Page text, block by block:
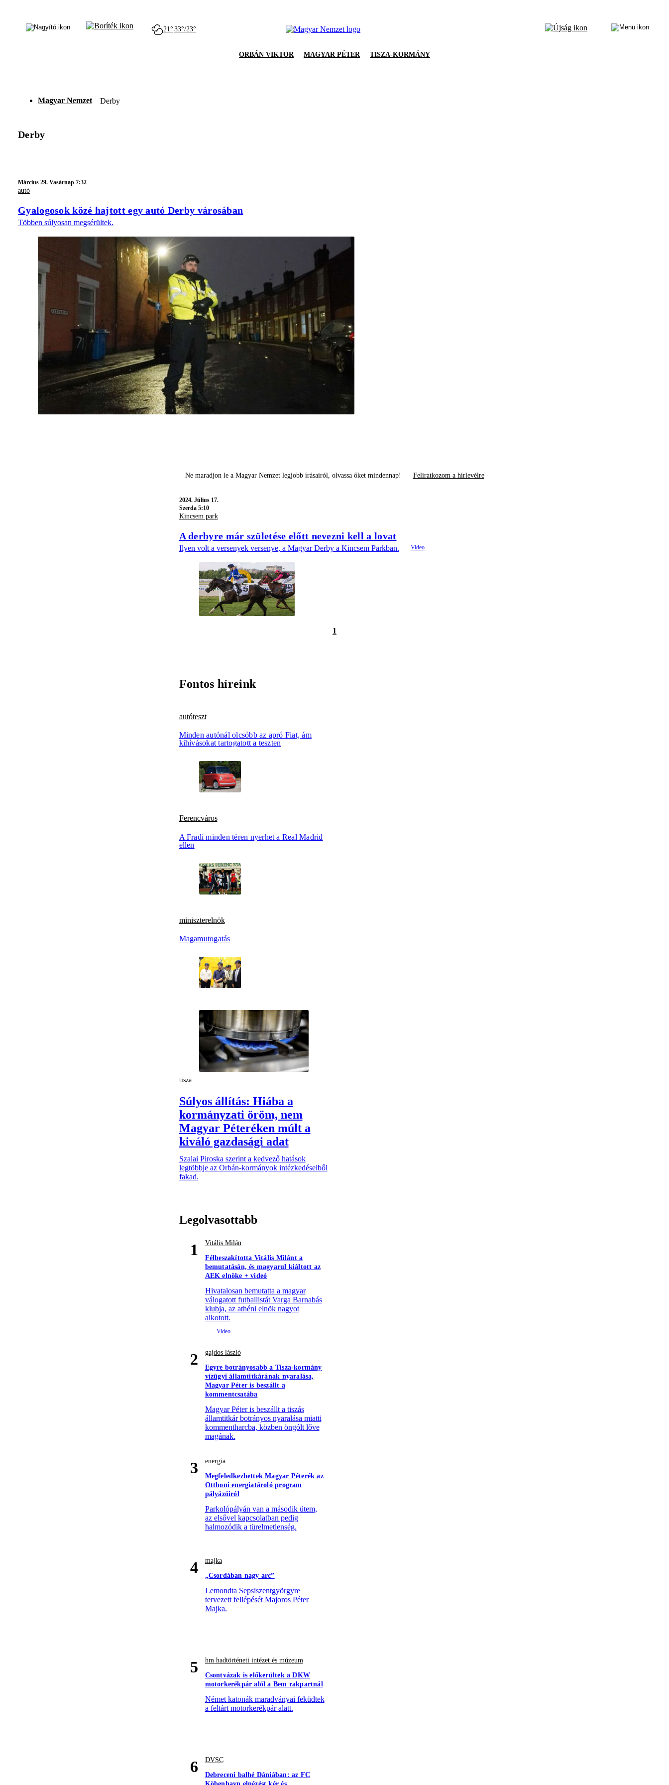
21° 33°/23°
ORBÁN VIKTOR MAGYAR PÉTER TISZA-KORMÁNY
Magyar Nemzet Derby
Derby
Március 29. Vasárnap 7:32
autó
Gyalogosok közé hajtott egy autó Derby városában
Többen súlyosan megsérültek.
Ne maradjon le a Magyar Nemzet legjobb írásairól, olvassa őket mindennap! Feliratkozom a hírlevélre
2024. Július 17.
Szerda 5:10
Kincsem park
A derbyre már születése előtt nevezni kell a lovat
Ilyen volt a versenyek versenye, a Magyar Derby a Kincsem Parkban.
1
Fontos híreink
autóteszt
Minden autónál olcsóbb az apró Fiat, ám
kihívásokat tartogatott a teszten
Ferencváros
A Fradi minden téren nyerhet a Real Madrid
ellen
miniszterelnök
Magamutogatás
tisza
Súlyos állítás: Hiába a
kormányzati öröm, nem
Magyar Péteréken múlt a
kiváló gazdasági adat
Szalai Piroska szerint a kedvező hatások
legtöbbje az Orbán-kormányok intézkedéseiből
fakad.
Legolvasottabb
1
Vitális Milán
Félbeszakította Vitális Milánt a
bemutatásán, és magyarul kiáltott az
AEK elnöke + videó
Hivatalosan bemutatta a magyar
válogatott futballistát Varga Barnabás
klubja, az athéni elnök nagyot
alkotott.
2
gajdos lászló
Egyre botrányosabb a Tisza-kormány
vízügyi államtitkárának nyaralása,
Magyar Péter is beszállt a
kommentcsatába
Magyar Péter is beszállt a tiszás
államtitkár botrányos nyaralása miatti
kommentharcba, közben öngólt lőve
magának.
3
energia
Megfeledkezhettek Magyar Péterék az
Otthoni energiatároló program
pályázóiról
Parkolópályán van a második ütem,
az elsővel kapcsolatban pedig
halmozódik a türelmetlenség.
4
majka
„Csordában nagy arc”
Lemondta Sepsiszentgyörgyre
tervezett fellépését Majoros Péter
Majka.
5
hm hadtörténeti intézet és múzeum
Csontvázak is előkerültek a DKW
motorkerékpár alól a Bem rakpartnál
Német katonák maradványai feküdtek
a feltárt motorkerékpár alatt.
6
DVSC
Debreceni balhé Dániában: az FC